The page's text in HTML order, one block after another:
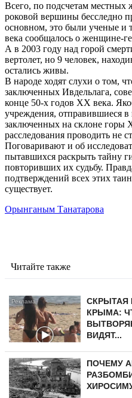
Всего, по подсчетам местных
роковой вершины бесследно
основном, это были ученые
века сообщалось о женщине-
А в 2003 году над горой
вертолет, но 9 человек,
остались живы.
В народе ходят слухи о том,
заключенных Ивдельлага,
конце 50-х годов ХХ века.
учреждения, отправившиеся
заключенных на склоне горы
расследования проводить не
Поговаривают и об
пытавшихся раскрыть тайну
повторивших их судьбу.
подтверждений всех этих
существует.
Орынганым Танатарова
Читайте также
СКРЫТАЯ
КРЫМА:
ВИДЯТ...
ПОЧЕМУ